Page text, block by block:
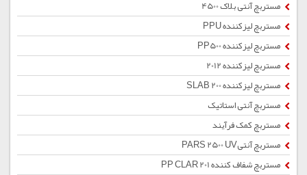
مستربچ آنتی بلاک 4500
مستربچ لیزکننده PPU
مستربچ لیزکننده PP500
مستربچ لیزکننده 2012
مستربچ لیزکننده SLAB 200
مستربچ آنتی استاتیک
مستربچ کمک فرآیند
مستربچ آنتیPARS 2500 UV
مستربچ شفاف کننده PP CLAR 201